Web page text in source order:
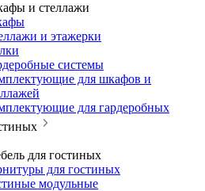
и стеллажи
и этажерки
системы
для шкафов и
для гардеробных
для гостиных
для гостиных
модульные